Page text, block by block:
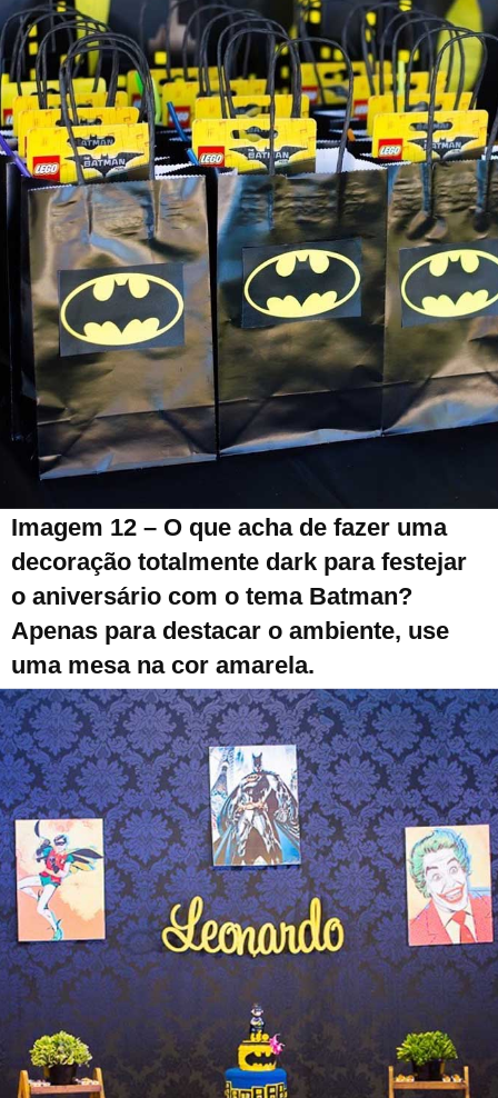
Imagem 12 – O que acha de fazer uma
decoração totalmente dark para festejar
o aniversário com o tema Batman?
Apenas para destacar o ambiente, use
uma mesa na cor amarela.